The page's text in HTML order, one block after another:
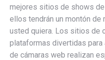
mejores sitios de shows de
ellos tendrán un montón
usted quiera. Los sitios de
plataformas divertidas
de cámaras web realizan